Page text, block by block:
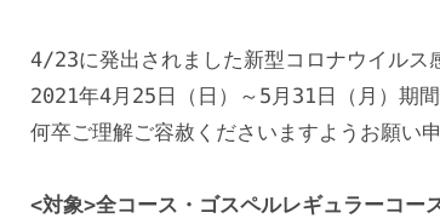
4/23に発出されました新型コロナウイルス
2021年4月25日（日）～5月31日（月）期
何卒ご理解ご容赦くださいますようお願い
<対象>全コース・ゴスペルレギュラーコー